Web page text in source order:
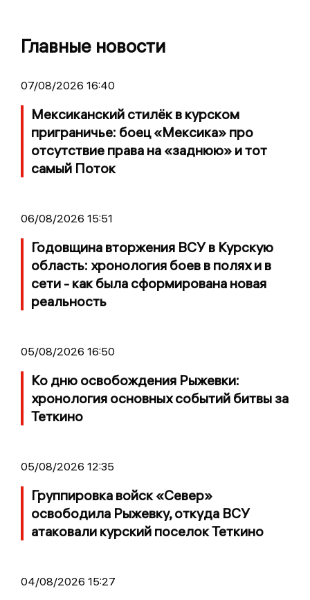
Главные новости
07/08/2026 16:40
Мексиканский стилёк в курском
приграничье: боец «Мексика» про
отсутствие права на «заднюю» и тот
самый Поток
06/08/2026 15:51
Годовщина вторжения ВСУ в Курскую
область: хронология боев в полях и в
сети - как была сформирована новая
реальность
05/08/2026 16:50
Ко дню освобождения Рыжевки:
хронология основных событий битвы за
Теткино
05/08/2026 12:35
Группировка войск «Север»
освободила Рыжевку, откуда ВСУ
атаковали курский поселок Теткино
04/08/2026 15:27